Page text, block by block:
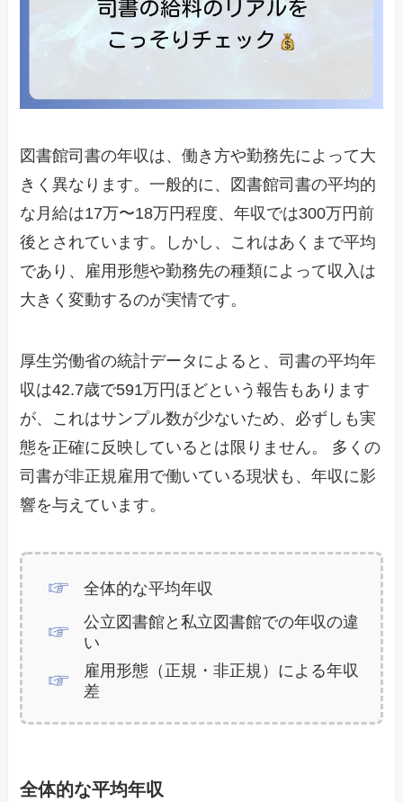
図書館司書の年収は、働き方や勤務先によって大
きく異なります。一般的に、図書館司書の平均的
な月給は17万〜18万円程度、年収では300万円前
後とされています。しかし、これはあくまで平均
であり、雇用形態や勤務先の種類によって収入は
大きく変動するのが実情です。
厚生労働省の統計データによると、司書の平均年
収は42.7歳で591万円ほどという報告もあります
が、これはサンプル数が少ないため、必ずしも実
態を正確に反映しているとは限りません。 多くの
司書が非正規雇用で働いている現状も、年収に影
響を与えています。
全体的な平均年収
公立図書館と私立図書館での年収の違
い
雇用形態（正規・非正規）による年収
差
全体的な平均年収